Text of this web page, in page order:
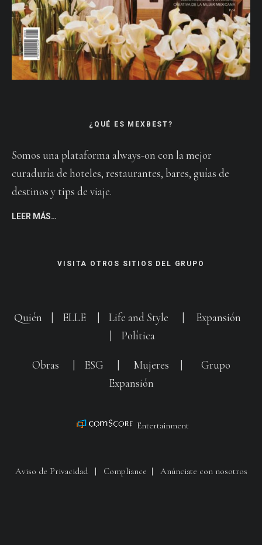
¿QUÉ ES MEXBEST?
Somos una plataforma always-on con la mejor
curaduría de hoteles, restaurantes, bares, guías de
destinos y tips de viaje.
LEER MÁS…
VISITA OTROS SITIOS DEL GRUPO
Quién ELLE Life and Style
Expansión
Política
Obras ESG Mujeres
Grupo
Expansión
Entertainment
Aviso de Privacidad| Compliance Anúnciate con nosotros